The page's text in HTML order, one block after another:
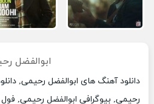
ابوالفضل
دانلود آهنگ های ابوالفضل رحیمی,
رحیمی, بیوگرافی ابوالفضل رحیمی, فول